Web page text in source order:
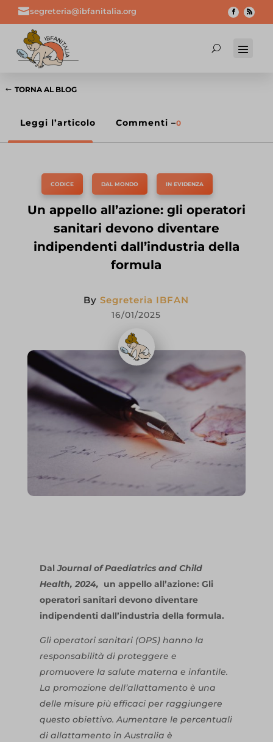
segreteria@ibfanitalia.org
TORNA AL BLOG
Leggi l’articolo Commenti –0
CODICE DAL MONDO IN EVIDENZA
Un appello all’azione: gli operatori
sanitari devono diventare
indipendenti dall’industria della
formula
BySegreteria IBFAN
16/01/2025
Dal Journal of Paediatrics and Child
Health, 2024, un appello all’azione: Gli
operatori sanitari devono diventare
indipendenti dall’industria della formula.
Gli operatori sanitari (OPS) hanno la
responsabilità di proteggere e
promuovere la salute materna e infantile.
La promozione dell’allattamento è una
delle misure più efficaci per raggiungere
questo obiettivo. Aumentare le percentuali
di allattamento in Australia è